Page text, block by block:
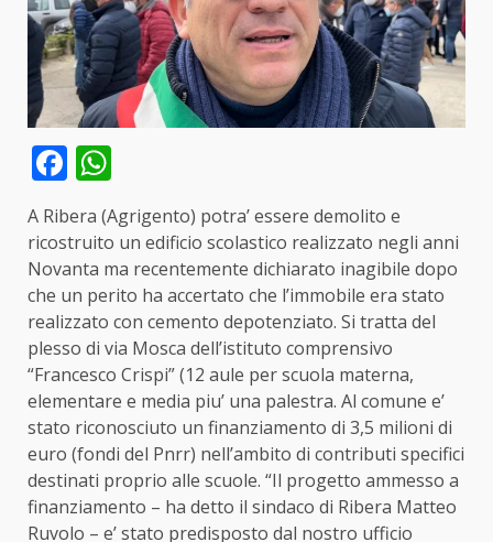
Facebook
A Ribera (Agrigento) potra’ essere demolito e
ricostruito un edificio scolastico realizzato negli anni
Novanta ma recentemente dichiarato inagibile dopo
che un perito ha accertato che l’immobile era stato
realizzato con cemento depotenziato. Si tratta del
plesso di via Mosca dell’istituto comprensivo
“Francesco Crispi” (12 aule per scuola materna,
elementare e media piu’ una palestra. Al comune e’
stato riconosciuto un finanziamento di 3,5 milioni di
euro (fondi del Pnrr) nell’ambito di contributi specifici
destinati proprio alle scuole. “Il progetto ammesso a
finanziamento – ha detto il sindaco di Ribera Matteo
Ruvolo – e’ stato predisposto dal nostro ufficio